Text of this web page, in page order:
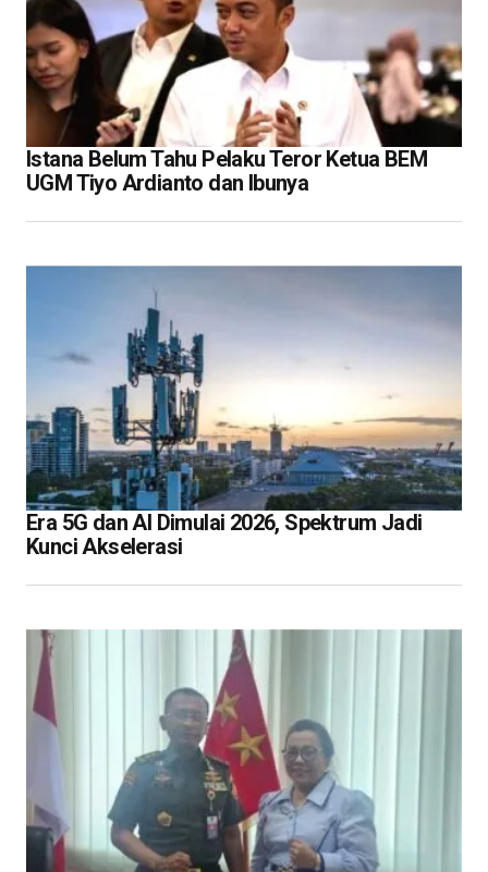
Istana Belum Tahu Pelaku Teror Ketua BEM
UGM Tiyo Ardianto dan Ibunya
Era 5G dan AI Dimulai 2026, Spektrum Jadi
Kunci Akselerasi